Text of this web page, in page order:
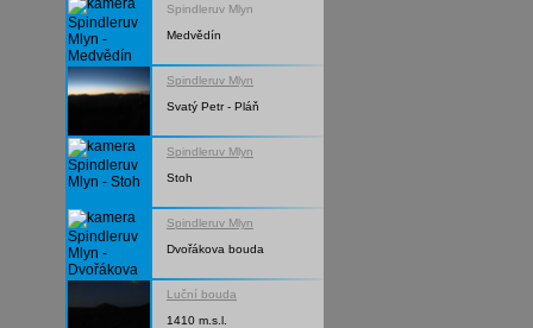
Spindleruv Mlyn
Medvědín
Spindleruv Mlyn
Svatý Petr - Pláň
Spindleruv Mlyn
Stoh
Spindleruv Mlyn
Dvořákova bouda
Luční bouda
1410 m.s.l.